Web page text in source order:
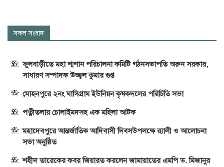
সকল সংবাদ
ফুলবাড়ীতে মহা শ্মশান পরিচালনা কমিটি গঠনসভাপতি অরুন সরকার,
সাধারণ সম্পাদক উজ্জ্বল কুমার গুপ্ত
মোহনপুরে ২নং ঘাসিগ্রাম ইউনিয়ন কৃষকদলের পরিচিতি সভা
পত্নীতলায় চোলাইমদসহ এক মহিলা আটক
মহাদেবপুরে আন্তর্জাতিক আদিবাসী দিবসউপলক্ষে র‌্যালী ও আলোচনা
সভা অনুষ্ঠিত
শহীদ তারেকের কবর জিয়ারত করলেন জামায়াতের এমপি ড. মিজানুর